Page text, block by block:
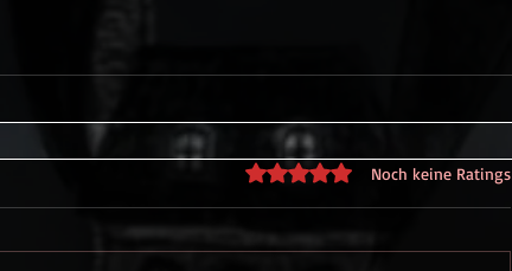
Mit 0 von 5 Sternen bewertet.
Noch keine Ratings